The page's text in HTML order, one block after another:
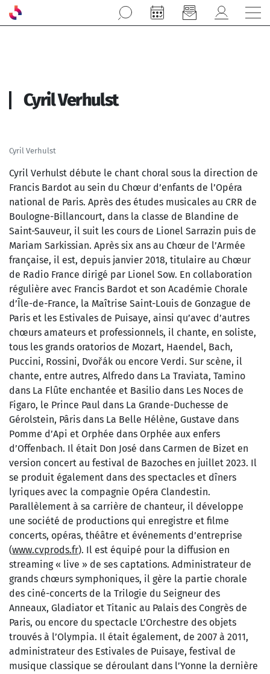
Aller au contenu principal
Cyril Verhulst
Cyril Verhulst
Cyril Verhulst débute le chant choral sous la direction de
Francis Bardot au sein du Chœur d’enfants de l’Opéra
national de Paris. Après des études musicales au CRR de
Boulogne-Billancourt, dans la classe de Blandine de
Saint-Sauveur, il suit les cours de Lionel Sarrazin puis de
Mariam Sarkissian. Après six ans au Chœur de l’Armée
française, il est, depuis janvier 2018, titulaire au Chœur
de Radio France dirigé par Lionel Sow. En collaboration
régulière avec Francis Bardot et son Académie Chorale
d’Île-de-France, la Maîtrise Saint-Louis de Gonzague de
Paris et les Estivales de Puisaye, ainsi qu’avec d’autres
chœurs amateurs et professionnels, il chante, en soliste,
tous les grands oratorios de Mozart, Haendel, Bach,
Puccini, Rossini, Dvořák ou encore Verdi. Sur scène, il
chante, entre autres, Alfredo dans La Traviata, Tamino
dans La Flûte enchantée et Basilio dans Les Noces de
Figaro, le Prince Paul dans La Grande-Duchesse de
Gérolstein, Pâris dans La Belle Hélène, Gustave dans
Pomme d’Api et Orphée dans Orphée aux enfers
d’Offenbach. Il était Don José dans Carmen de Bizet en
version concert au festival de Bazoches en juillet 2023. Il
se produit également dans des spectacles et dîners
lyriques avec la compagnie Opéra Clandestin.
Parallèlement à sa carrière de chanteur, il développe
une société de productions qui enregistre et filme
concerts, opéras, théâtre et événements d’entreprise
(www.cvprods.fr). Il est équipé pour la diffusion en
streaming « live » de ses captations. Administrateur de
grands chœurs symphoniques, il gère la partie chorale
des ciné-concerts de la Trilogie du Seigneur des
Anneaux, Gladiator et Titanic au Palais des Congrès de
Paris, ou encore du spectacle L’Orchestre des objets
trouvés à l’Olympia. Il était également, de 2007 à 2011,
administrateur des Estivales de Puisaye, festival de
musique classique se déroulant dans l’Yonne la dernière